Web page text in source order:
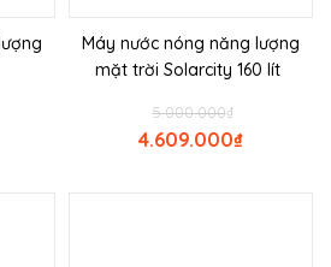
Máy nước nóng năng lượng
mặt trời Solarcity 160 lít
₫
5.000.000
₫
4.609.000